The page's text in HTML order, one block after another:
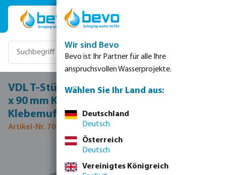
Zum Hauptinhalt springen
VDL T-Stück 90° PVC-U/PP 90 mm x 32 mm
x 90 mm Klebemuffe x Klemm x
Klebemuffe 10bar Grau/Grün
Artikel-Nr. 7018403
Bildergalerie überspringen
Wir sind Bevo
Bevo ist Ihr Partner für alle Ihre
anspruchsvollen Wasserprojekte.
Wählen Sie Ihr Land aus:
Deutschland
Deutsch
Österreich
Deutsch
Vereinigtes Königreich